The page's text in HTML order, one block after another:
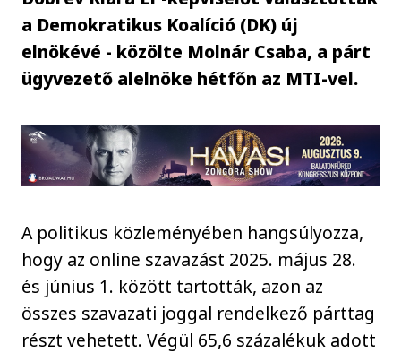
a Demokratikus Koalíció (DK) új
elnökévé - közölte Molnár Csaba, a párt
ügyvezető alelnöke hétfőn az MTI-vel.
A politikus közleményében hangsúlyozza,
hogy az online szavazást 2025. május 28.
és június 1. között tartották, azon az
összes szavazati joggal rendelkező párttag
részt vehetett. Végül 65,6 százalékuk adott